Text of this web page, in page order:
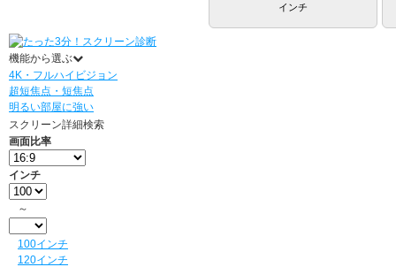
インチ
機能から選ぶ
4K・フルハイビジョン
超短焦点・短焦点
明るい部屋に強い
スクリーン詳細検索
画面比率
インチ
～
100インチ
120インチ